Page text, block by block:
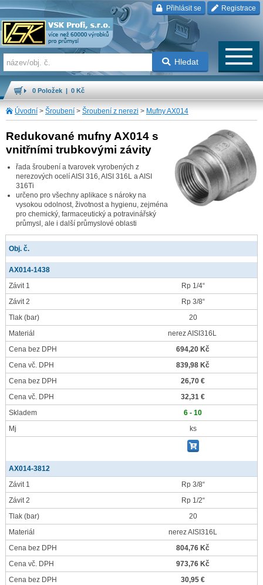
Přihlásit se Registrace
Hledat
0 Položek | 0 Kč
Úvodní > Šroubení > Šroubení z nerezi > Mufny AX014
Redukované mufny AX014 s
vnitřními trubkovými závity
řada šroubení a tvarovek vyrobených z
nerezových ocelí AISI 316, AISI 316L a AISI
316Ti
určeno pro všechny aplikace s nároky na
vysokou odolnost, životnost a hygienu, zejména
pro chemický, farmaceutický a potravinářský
průmysl, ale i další průmyslové oblasti
Obj. č.
AX014-1438
Závit 1
Rp 1/4“
Závit 2
Rp 3/8“
Tlak (bar)
20
Materiál
nerez AISI316L
Cena bez DPH
694,20 Kč
Cena vč. DPH
839,98 Kč
Cena bez DPH
26,70 €
Cena vč. DPH
32,31 €
Skladem
6 - 10
Mj
ks
AX014-3812
Závit 1
Rp 3/8“
Závit 2
Rp 1/2“
Tlak (bar)
20
Materiál
nerez AISI316L
Cena bez DPH
804,76 Kč
Cena vč. DPH
973,76 Kč
Cena bez DPH
30,95 €